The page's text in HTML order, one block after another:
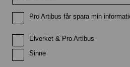
Pro Artibus får spara min
Elverket & Pro Artibus
Sinne